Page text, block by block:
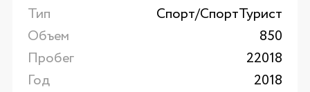
Тип
Спорт/CпортТурист
Объем
850
Пробег
22018
Год
2018